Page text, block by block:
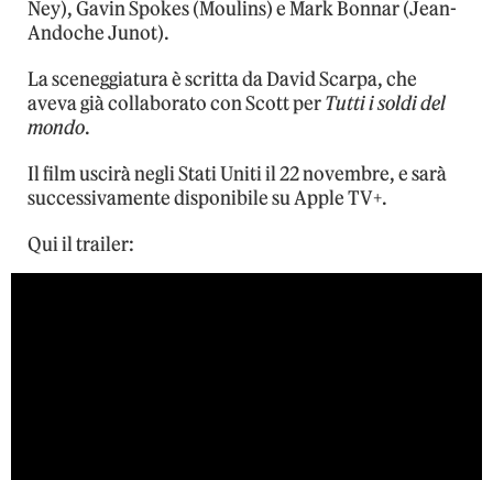
Ney), Gavin Spokes (Moulins) e Mark Bonnar (Jean-
Andoche Junot).
La sceneggiatura è scritta da David Scarpa, che
aveva già collaborato con Scott perTutti i soldi del
mondo.
Il film uscirà negli Stati Uniti il 22 novembre, e sarà
successivamente disponibile su Apple TV+.
Qui il trailer: